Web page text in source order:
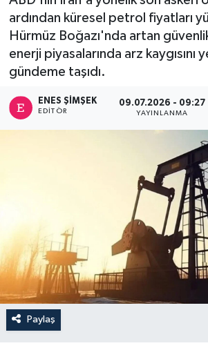
ardından küresel petrol fiyatları
Hürmüz Boğazı'nda artan
enerji piyasalarında arz kaygısını
gündeme taşıdı.
ENES ŞIMŞEK
EDITÖR
09.07.2026 - 09:27
YAYINLANMA
Paylaş